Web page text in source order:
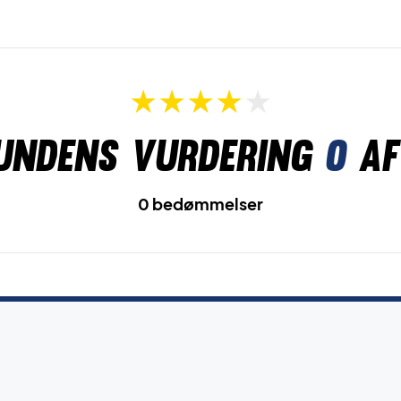
vurdering 0af
0 bedømmelser